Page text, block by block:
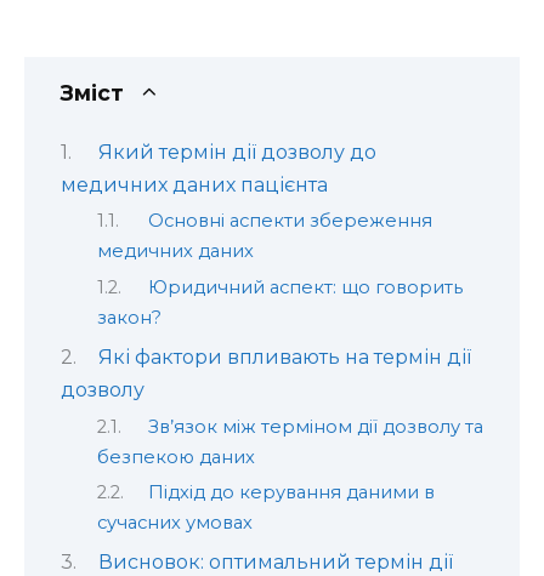
Зміст
Який термін дії дозволу до
медичних даних пацієнта
Основні аспекти збереження
медичних даних
Юридичний аспект: що говорить
закон?
Які фактори впливають на термін дії
дозволу
Зв’язок між терміном дії дозволу та
безпекою даних
Підхід до керування даними в
сучасних умовах
Висновок: оптимальний термін дії